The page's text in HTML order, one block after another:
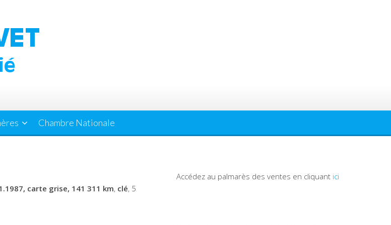
Chambre Nationale
carte grise, 141 311 km, clé, 5
Accédez au palmarès des ventes en cliquant ici